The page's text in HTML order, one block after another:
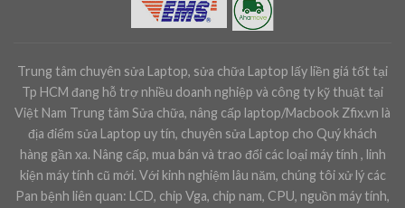
Trung tâm chuyên sửa Laptop, sửa chữa Laptop lấy liền giá tốt tại
Tp HCM đang hỗ trợ nhiều doanh nghiệp và công ty kỹ thuật tại
Việt Nam Trung tâm Sửa chữa, nâng cấp laptop/Macbook Zfix.vn là
địa điểm sửa Laptop uy tín, chuyên sửa Laptop cho Quý khách
hàng gần xa. Nâng cấp, mua bán và trao đổi các loại máy tính , linh
kiện máy tính cũ mới. Với kinh nghiệm lâu năm, chúng tôi xử lý các
Pan bệnh liên quan: LCD, chip Vga, chip nam, CPU, nguồn máy tính,